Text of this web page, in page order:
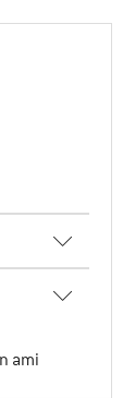
ami